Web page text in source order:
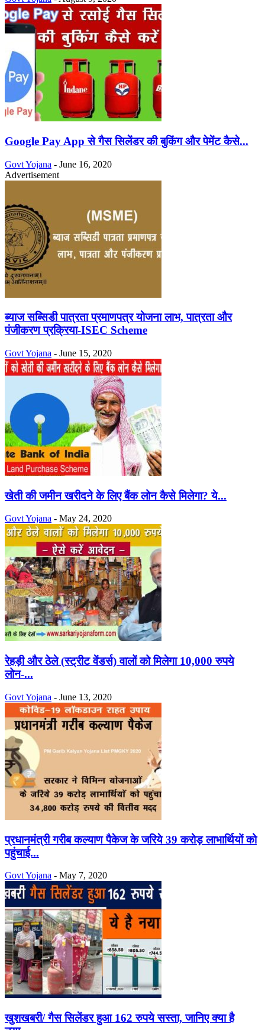
Google Pay App से गैस सिलेंडर की बुकिंग और पेमेंट कैसे...
Govt Yojana - June 16, 2020
Advertisement
ब्याज सब्सिडी पात्रता प्रमाणपत्र योजना लाभ, पात्रता और
पंजीकरण प्रक्रिया-ISEC Scheme
Govt Yojana - June 15, 2020
खेती की जमीन खरीदने के लिए बैंक लोन कैसे मिलेगा? ये...
Govt Yojana - May 24, 2020
रेहड़ी और ठेले (स्ट्रीट वेंडर्स) वालों को मिलेगा 10,000 रुपये
लोन-...
Govt Yojana - June 13, 2020
प्रधानमंत्री गरीब कल्याण पैकेज के जरिये 39 करोड़ लाभार्थियों को
पहुंचाई...
Govt Yojana - May 7, 2020
खुशखबरी/ गैस सिलेंडर हुआ 162 रुपये सस्ता, जानिए क्या है